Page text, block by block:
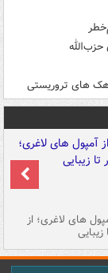
های لاغری؛ از